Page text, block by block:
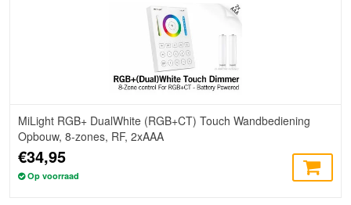
MiLight RGB+ DualWhite (RGB+CT) Touch Wandbediening
Opbouw, 8-zones, RF, 2xAAA
€34,95
Op voorraad